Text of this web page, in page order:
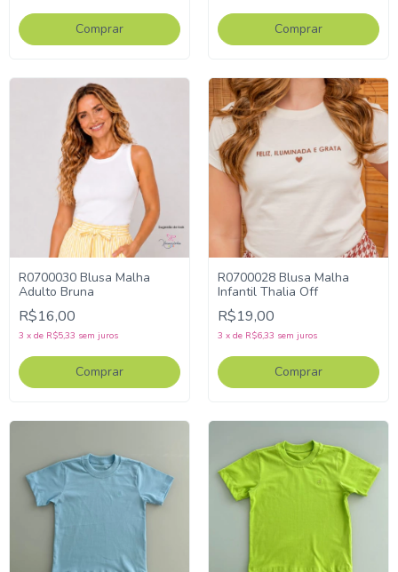
Comprar Comprar
R0700030 Blusa Malha
Adulto Bruna
R$16,00
3 x de R$5,33 sem juros
Comprar
R0700028 Blusa Malha
Infantil Thalia Off
R$19,00
3 x de R$6,33 sem juros
Comprar